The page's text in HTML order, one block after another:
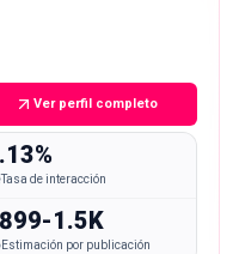
Ver perfil completo
Tasa de interacción
1.5K
Estimación por publicación